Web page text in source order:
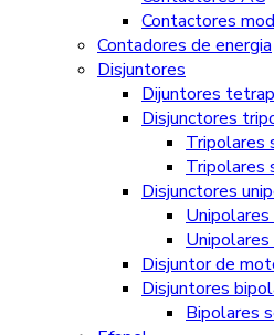
Contactores
Contadores de energia
Disjuntores
Dijuntores
Disjunctores
Tripolares
Tripolares
Disjunctores
Disjuntor de
Disjuntores
Bipolares